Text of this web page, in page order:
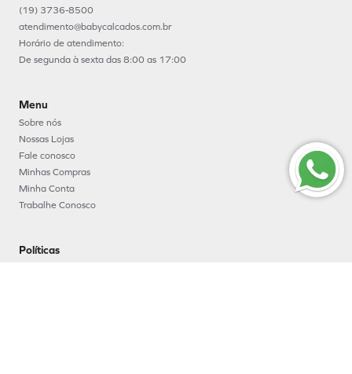
(19) 3736-8500
atendimento@babycalcados.com.br
Horário de atendimento:
De segunda à sexta das 8:00 as 17:00
Menu
Sobre nós
Nossas Lojas
Fale conosco
Minhas Compras
Minha Conta
Trabalhe Conosco
Políticas